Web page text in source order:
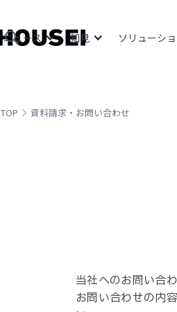
ニュース 知見 ソリューシ
TOP 資料請求・お問い合わせ
当社へのお問い合
お問い合わせの内